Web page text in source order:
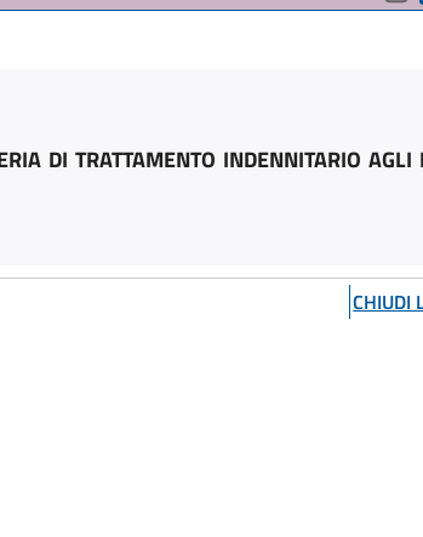
DI TRATTAMENTO INDENNITARIO AGLI
CHIUDI